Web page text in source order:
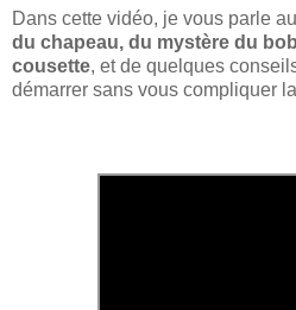
Dans cette vidéo, je vous parle
du chapeau, du mystère du
cousette, et de quelques
démarrer sans vous compliquer